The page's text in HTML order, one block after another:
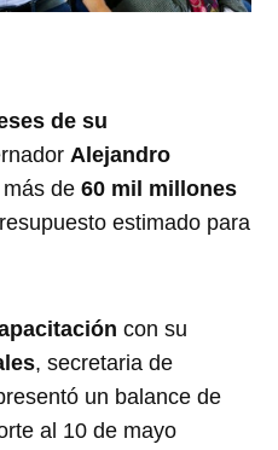
de su
Alejandro
más de60 mil millones
estimado para
con su
, secretaria de
un balance de
al 10 de mayo